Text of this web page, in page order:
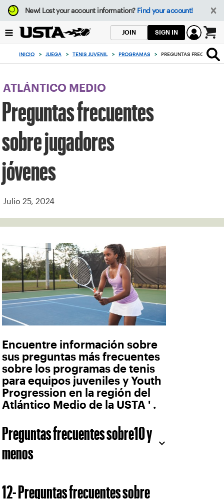
Enfoque
desde
botón
volver
principio
New!Lost your account information? Find your account!
JOIN SIGN IN
0
artículos
en
carrito
INICIO > JUEGA > TENIS JUVENIL > PROGRAMAS > PREGUNTAS
ATLÁNTICO MEDIO
Preguntas frecuentes
sobre jugadores
jóvenes
Julio 25, 2024
Encuentre información sobre
sus preguntas más frecuentes
sobre los programas de tenis
para equipos juveniles y Youth
Progression en la región del
Atlántico Medio de la USTA ' .
Preguntas frecuentes sobre10 y
menos
12- Preguntas frecuentes sobre